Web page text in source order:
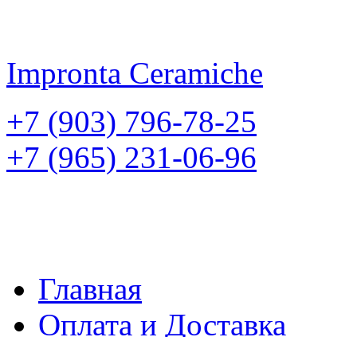
Impronta Ceramiche
+7 (903) 796-78-25
+7 (965) 231-06-96
Главная
Оплата и Доставка